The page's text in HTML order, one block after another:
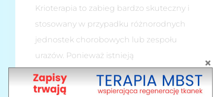
Krioterapia to zabieg bardzo skuteczny i
stosowany w przypadku różnorodnych
jednostek chorobowych lub zespołu
urazów. Ponieważ istnieją
przeciwwskazania do tego zabiegu, o jego
zastosowaniu decyzję podejmuje lekarz. Z